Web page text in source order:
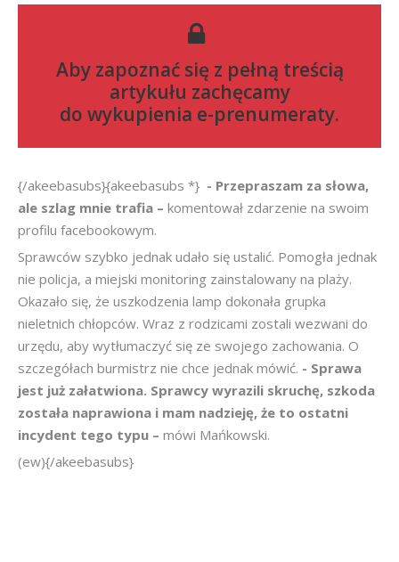
Aby zapoznać się z pełną treścią
artykułu zachęcamy
do wykupienia e-prenumeraty.
{/akeebasubs}{akeebasubs *} - Przepraszam za słowa,
ale szlag mnie trafia – komentował zdarzenie na swoim
profilu facebookowym.
Sprawców szybko jednak udało się ustalić. Pomogła jednak
nie policja, a miejski monitoring zainstalowany na plaży.
Okazało się, że uszkodzenia lamp dokonała grupka
nieletnich chłopców. Wraz z rodzicami zostali wezwani do
urzędu, aby wytłumaczyć się ze swojego zachowania. O
szczegółach burmistrz nie chce jednak mówić. - Sprawa
jest już załatwiona. Sprawcy wyrazili skruchę, szkoda
została naprawiona i mam nadzieję, że to ostatni
incydent tego typu – mówi Mańkowski.
(ew){/akeebasubs}